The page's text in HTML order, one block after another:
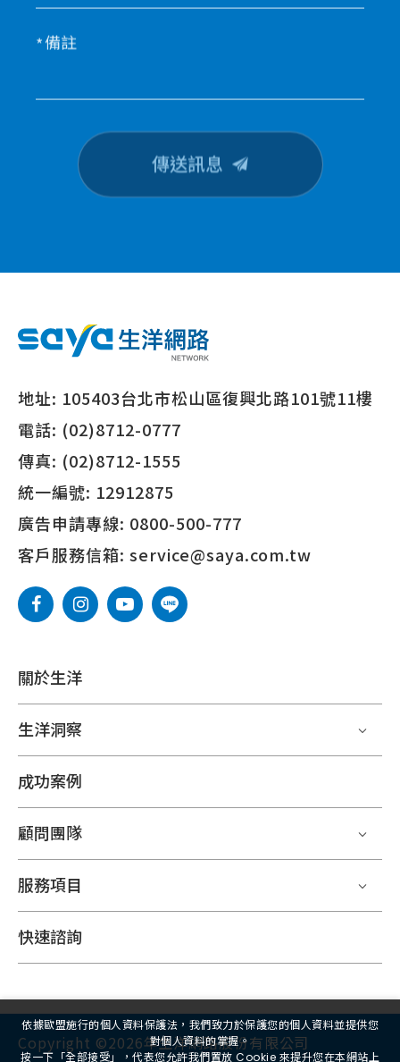
備註
傳送訊息
地址: 105403台北市松山區復興北路101號11樓
電話: (02)8712-0777
傳真: (02)8712-1555
統一編號: 12912875
廣告申請專線: 0800-500-777
客戶服務信箱: service@saya.com.tw
關於生洋
生洋洞察
成功案例
顧問團隊
服務項目
快速諮詢
Copyright ©2026年生洋網路股份有限公司
依據歐盟施行的個人資料保護法，我們致力於保護您的個人資料並提供您
對個人資料的掌握。
按一下「全部接受」，代表您允許我們置放 Cookie 來提升您在本網站上